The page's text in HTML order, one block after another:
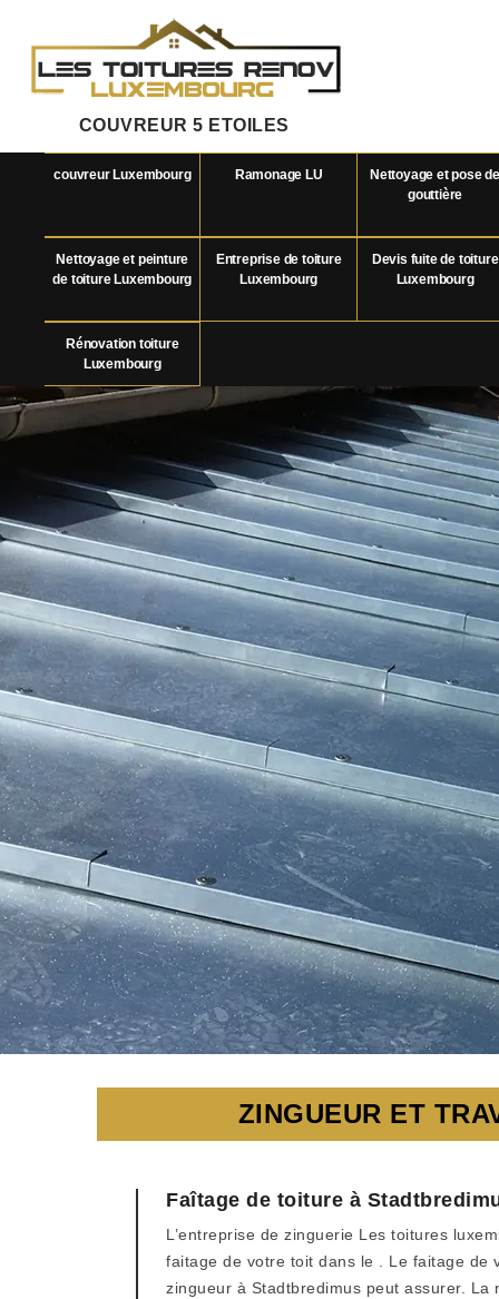
COUVREUR 5 ETOILES
couvreur Luxembourg Ramonage LU
Nettoyage et pose de
gouttière
Nettoyage et peinture
de toiture Luxembourg
Entreprise de toiture
Luxembourg
Devis fuite de toiture
Luxembourg
Rénovation toiture
Luxembourg
ZINGUEUR ET
Faîtage de toiture à
L’entreprise de zinguerie Les toitures
faitage de votre toit dans le . Le faitage de
zingueur à Stadtbredimus peut assurer.